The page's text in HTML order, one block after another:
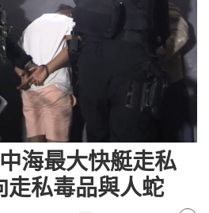
海最大快艇走私
走私毒品與人蛇